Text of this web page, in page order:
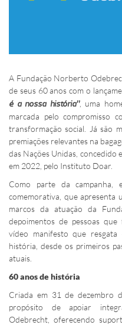
A Fundação Norberto
de seus 60 anos com o
é a nossa história”, uma
marcada pelo compromisso
transformação social. Já são
premiações relevantes na
das Nações Unidas, concedido
em 2022, pelo Instituto Doar.
Como parte da campanha,
comemorativa, que apresenta
marcos da atuação da
depoimentos de pessoas
vídeo manifesto que resgata
história, desde os primeiros
atuais.
60 anos de história
Criada em 31 de dezembro
propósito de apoiar
Odebrecht, oferecendo